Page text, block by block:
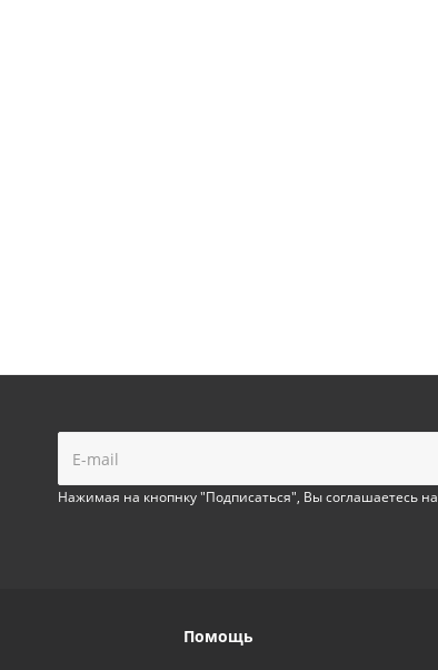
Нажимая на кнопнку "Подписаться", Вы соглашаетесь на
Помощь